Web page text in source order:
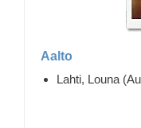
Aalto
Lahti, Louna